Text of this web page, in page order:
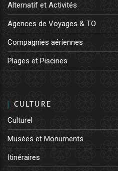
Alternatif et Activités
Agences de Voyages & TO
Compagnies aériennes
Plages et Piscines
CULTURE
Culturel
Musées et Monuments
Itinéraires